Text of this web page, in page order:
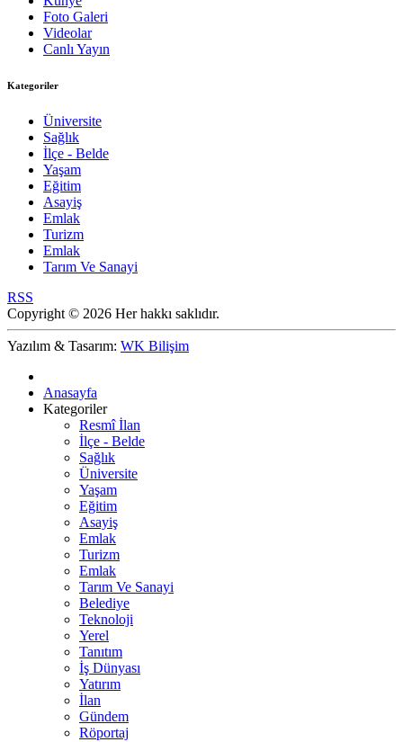
Foto Galeri
Videolar
Canlı Yayın
Kategoriler
Üniversite
Sağlık
İlçe - Belde
Yaşam
Eğitim
Asayiş
Emlak
Turizm
Emlak
Tarım Ve Sanayi
RSS
Copyright © 2026 Her hakkı saklıdır.
Yazılım & Tasarım: WK Bilişim
Anasayfa
Kategoriler
Resmî İlan
İlçe - Belde
Sağlık
Üniversite
Yaşam
Eğitim
Asayiş
Emlak
Turizm
Emlak
Tarım Ve Sanayi
Belediye
Teknoloji
Yerel
Tanıtım
İş Dünyası
Yatırım
İlan
Gündem
Röportaj